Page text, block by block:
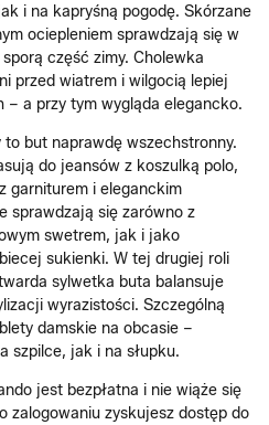
i na kapryśną pogodę. Skórzane
ociepleniem sprawdzają się w
część zimy. Cholewka
przed wiatrem i wilgocią lepiej
– a przy tym wygląda elegancko.
but naprawdę wszechstronny.
do jeansów z koszulką polo,
garniturem i eleganckim
sprawdzają się zarówno z
swetrem, jak i jako
sukienki. W tej drugiej roli
sylwetka buta balansuje
wyrazistości. Szczególną
damskie na obcasie –
szpilce, jak i na słupku.
jest bezpłatna i nie wiąże się
zalogowaniu zyskujesz dostęp do